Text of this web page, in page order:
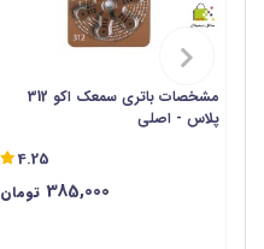
مشخصات باتری سمعک اکو 312
پلاس - اصلی
4.25
385,000 تومان